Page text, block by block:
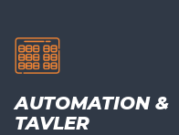
AUTOMATION &
TAVLER